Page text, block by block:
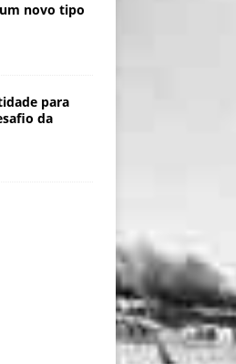
novo tipo
para
da